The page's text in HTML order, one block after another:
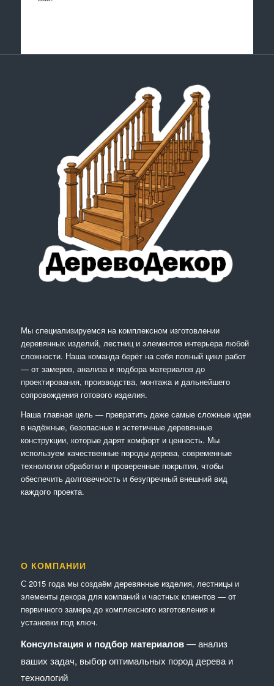
Мы специализируемся на комплексном изготовлении
деревянных изделий, лестниц и элементов интерьера любой
сложности. Наша команда берёт на себя полный цикл работ
— от замеров, анализа и подбора материалов до
проектирования, производства, монтажа и дальнейшего
сопровождения готового изделия.
Наша главная цель — превратить даже самые сложные идеи
в надёжные, безопасные и эстетичные деревянные
конструкции, которые дарят комфорт и ценность. Мы
используем качественные породы дерева, современные
технологии обработки и проверенные покрытия, чтобы
обеспечить долговечность и безупречный внешний вид
каждого проекта.
О КОМПАНИИ
С 2015 года мы создаём деревянные изделия, лестницы и
элементы декора для компаний и частных клиентов — от
первичного замера до комплексного изготовления и
установки под ключ.
Консультация и подбор материалов— анализ
ваших задач, выбор оптимальных пород дерева и
технологий